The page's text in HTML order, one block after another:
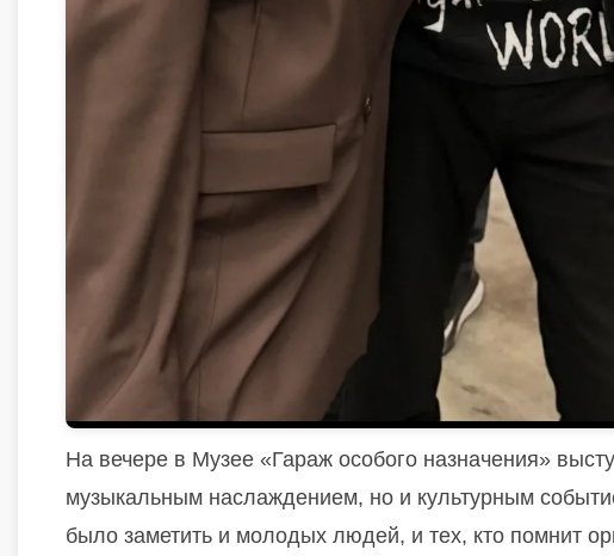
На вечере в Музее «Гараж особого назначения»
музыкальным наслаждением, но и культурным
было заметить и молодых людей, и тех, кто помнит